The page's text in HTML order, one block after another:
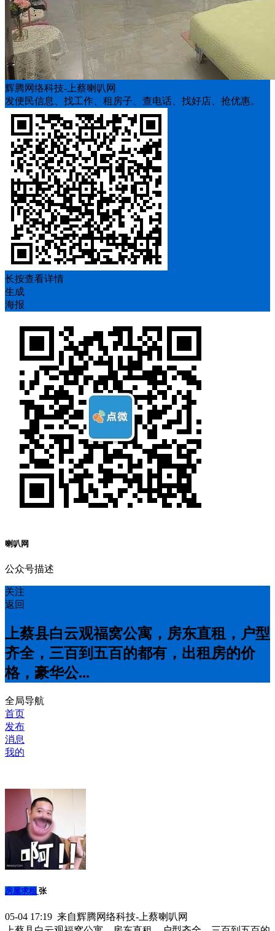
辉腾网络科技-上蔡喇叭网
发便民信息、找工作、租房子、查电话、找好店、抢优惠。
长按查看详情
生成
海报
喇叭网
公众号描述
关注
返回
上蔡县白云观福窝公寓，房东直租，户型
齐全，三百到五百的都有，出租房的价
格，豪华公...
全局导航
首页
发布
消息
我的
房屋求租 张
05-04 17:19 来自辉腾网络科技-上蔡喇叭网